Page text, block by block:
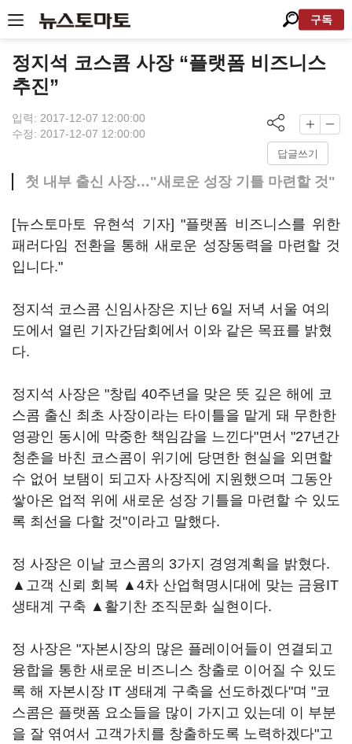
구독
정지석 코스콤 사장 “플랫폼 비즈니스
추진”
입력: 2017-12-07 12:00:00
수정: 2017-12-07 12:00:00
답글쓰기
첫 내부 출신 사장…"새로운 성장 기틀 마련할 것"
[뉴스토마토 유현석 기자] "플랫폼 비즈니스를 위한
패러다임 전환을 통해 새로운 성장동력을 마련할 것
입니다."
정지석 코스콤 신임사장은 지난 6일 저녁 서울 여의
도에서 열린 기자간담회에서 이와 같은 목표를 밝혔
다.
정지석 사장은 "창립 40주년을 맞은 뜻 깊은 해에 코
스콤 출신 최초 사장이라는 타이틀을 맡게 돼 무한한
영광인 동시에 막중한 책임감을 느낀다"면서 "27년간
청춘을 바친 코스콤이 위기에 당면한 현실을 외면할
수 없어 보탬이 되고자 사장직에 지원했으며 그동안
쌓아온 업적 위에 새로운 성장 기틀을 마련할 수 있도
록 최선을 다할 것"이라고 말했다.
정 사장은 이날 코스콤의 3가지 경영계획을 밝혔다.
▲고객 신뢰 회복 ▲4차 산업혁명시대에 맞는 금융IT
생태계 구축 ▲활기찬 조직문화 실현이다.
정 사장은 "자본시장의 많은 플레이어들이 연결되고
융합을 통한 새로운 비즈니스 창출로 이어질 수 있도
록 해 자본시장 IT 생태계 구축을 선도하겠다"며 "코
스콤은 플랫폼 요소들을 많이 가지고 있는데 이 부분
을 잘 엮여서 고객가치를 창출하도록 노력하겠다"고